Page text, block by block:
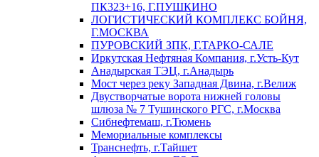
ПК323+16, Г.ПУШКИНО
ЛОГИСТИЧЕСКИЙ КОМПЛЕКС БОЙНЯ,
Г.МОСКВА
ПУРОВСКИЙ ЗПК, Г.ТАРКО-САЛЕ
Иркутская Нефтяная Компания, г.Усть-Кут
Анадырская ТЭЦ, г.Анадырь
Мост через реку Западная Двина, г.Велиж
Двустворчатые ворота нижней головы
шлюза № 7 Тушинского РГС, г.Москва
Сибнефтемаш, г.Тюмень
Мемориальные комплексы
Транснефть, г.Тайшет